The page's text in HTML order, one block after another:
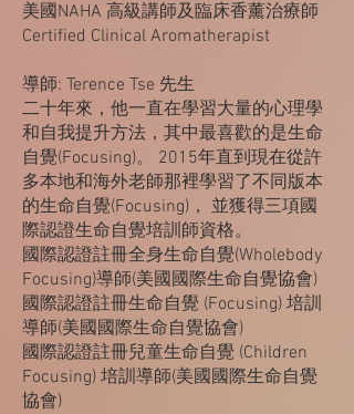
美國NAHA 高級講師及臨床香薰治療師
Certified Clinical Aromatherapist
導師: Terence Tse 先生
二十年來，他一直在學習大量的心理學
和自我提升方法，其中最喜歡的是生命
自覺(Focusing)。 2015年直到現在從許
多本地和海外老師那裡學習了不同版本
的生命自覺(Focusing)， 並獲得三項國
際認證生命自覺培訓師資格。
國際認證註冊全身生命自覺(Wholebody
Focusing)導師(美國國際生命自覺協會)
國際認證註冊生命自覺 (Focusing) 培訓
導師(美國國際生命自覺協會)
國際認證註冊兒童生命自覺 (Children
Focusing) 培訓導師(美國國際生命自覺
協會)